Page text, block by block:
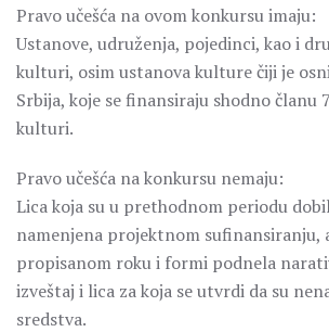
Pravo učešća na ovom konkursu imaju:
Ustanove, udruženja, pojedinci, kao i
kulturi, osim ustanova kulture čiji je
Srbija, koje se finansiraju shodno članu
kulturi.
Pravo učešća na konkursu nemaju:
Lica koja su u prethodnom periodu
namenjena projektnom sufinansiranju,
propisanom roku i formi podnela
izveštaj i lica za koja se utvrdi da su
sredstva.